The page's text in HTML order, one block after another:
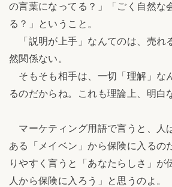
の言葉になってる？」「ごく自然な
る？」ということ。
「説明が上手」なんてのは、売れ
然関係ない。
そもそも相手は、一切「理解」な
るのだからね。これも理論上、明白
マーケティング用語で言うと、人
ある「メイベン」から保険に入る
りやすく言うと「あなたらしさ」が
人から保険に入ろう」と思うのよ。